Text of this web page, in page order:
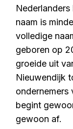
naam is
volledige
geboren op
groeide uit
Nieuwendijk
ondernemers
begint
gewoon af.